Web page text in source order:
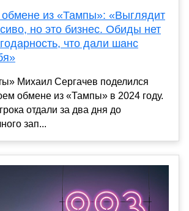
обмене из «Тампы»: «Выглядит
но это бизнес. Обиды нет
что дали шанс
Михаил Сергачев поделился
обмене из «Тампы» в 2024 году.
отдали за два дня до
зап...